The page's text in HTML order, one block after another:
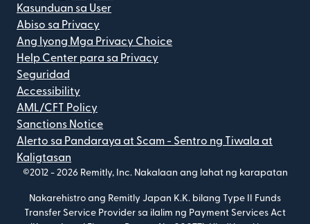
Kasunduan sa User
Abiso sa Privacy
Ang Iyong Mga Privacy Choice
Help Center para sa Privacy
Seguridad
Accessibility
AML/CFT Policy
Sanctions Notice
Alerto sa Pandaraya at Scam - Sentro ng Tiwala at
Kaligtasan
©2012 - 2026 Remitly, Inc. Nakalaan ang lahat ng karapatan
Nakarehistro ang Remitly Japan K.K. bilang Type II Funds
Transfer Service Provider sa ilalim ng Payment Services Act